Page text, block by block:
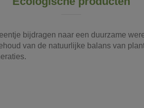
bijdragen naar een duurzame
van de natuurlijke balans van